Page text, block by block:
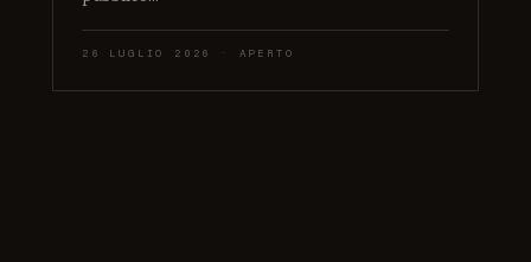
26 LUGLIO 2026 · APERTO